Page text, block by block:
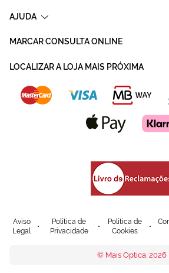
AJUDA
MARCAR CONSULTA ONLINE
LOCALIZAR A LOJA MAIS PRÓXIMA
Aviso
Legal
Política de
Privacidade
Política de
Cookies
© Mais Optica. 2026